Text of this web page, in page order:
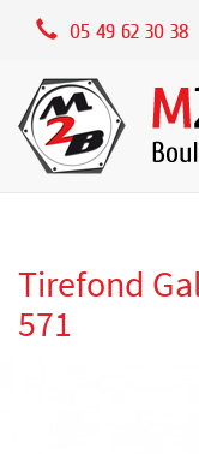
05 49 62 30 38
Tirefond
571